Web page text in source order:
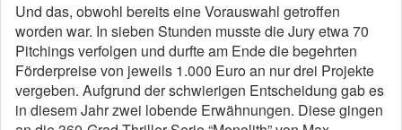
Und das, obwohl bereits eine Vorauswahl getroffen
worden war. In sieben Stunden musste die Jury etwa 70
Pitchings verfolgen und durfte am Ende die begehrten
Förderpreise von jeweils 1.000 Euro an nur drei Projekte
vergeben. Aufgrund der schwierigen Entscheidung gab es
in diesem Jahr zwei lobende Erwähnungen. Diese gingen